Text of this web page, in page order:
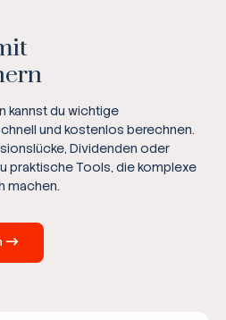
kannst du wichtige
und kostenlos berechnen.
Dividenden oder
praktische Tools, die komplexe
machen.